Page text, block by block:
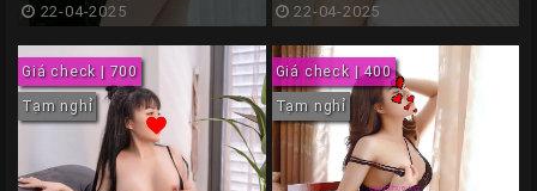
22-04-2025
22-04-2025
Giá check | 700
Tạm nghỉ
Giá check | 400
Tạm nghỉ